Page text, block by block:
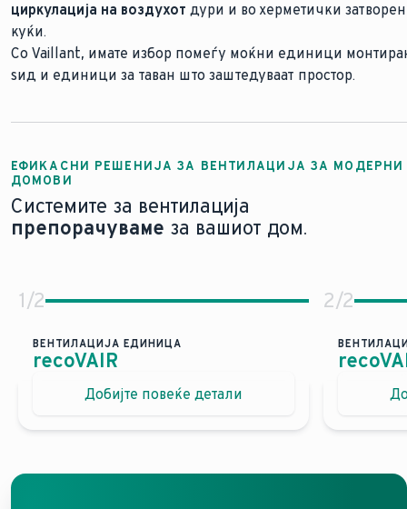
циркулација на воздухот дури и во херметички
куќи.
Со Vaillant, имате избор помеѓу моќни единици
ѕид и единици за таван што заштедуваат простор.
ЕФИКАСНИ РЕШЕНИЈА ЗА ВЕНТИЛАЦИЈА ЗА МОДЕРНИ
ДОМОВИ
Системите за вентилација
препорачуваме за вашиот дом.
1/2
ВЕНТИЛАЦИЈА ЕДИНИЦА
recoVAIR
Добијте повеќе детали
Централен систем за вентилација за
Одржување на вредноста на имотот
2/2